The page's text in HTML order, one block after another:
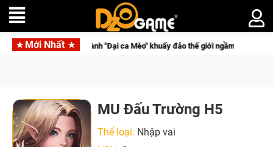
Mới NhấtTrở thành "Đại ca Mèo" khuấy đảo thế giới ngầm trong Cat Mafia
MU Đấu Trường H5
Thể loại: Nhập vai